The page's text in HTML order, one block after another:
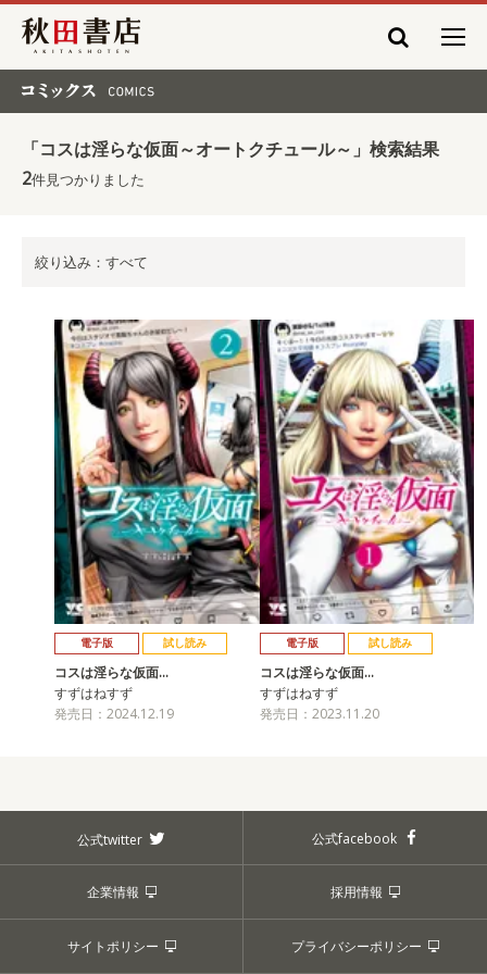
秋田書店
「コスは淫らな仮面～オートクチュール～」検索結果
2件見つかりました
絞り込み：すべて
電子版 試し読み
コスは淫らな仮面…
すずはねすず
発売日：2024.12.19
電子版 試し読み
コスは淫らな仮面…
すずはねすず
発売日：2023.11.20
公式twitter 公式facebook
企業情報 採用情報
サイトポリシー プライバシーポリシー